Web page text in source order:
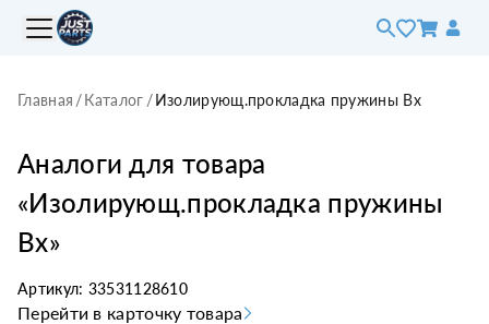
Главная /Каталог /Изолирующ.прокладка пружины Вх
Аналоги для товара
«Изолирующ.прокладка пружины
Вх»
Артикул: 33531128610
Перейти в карточку товара